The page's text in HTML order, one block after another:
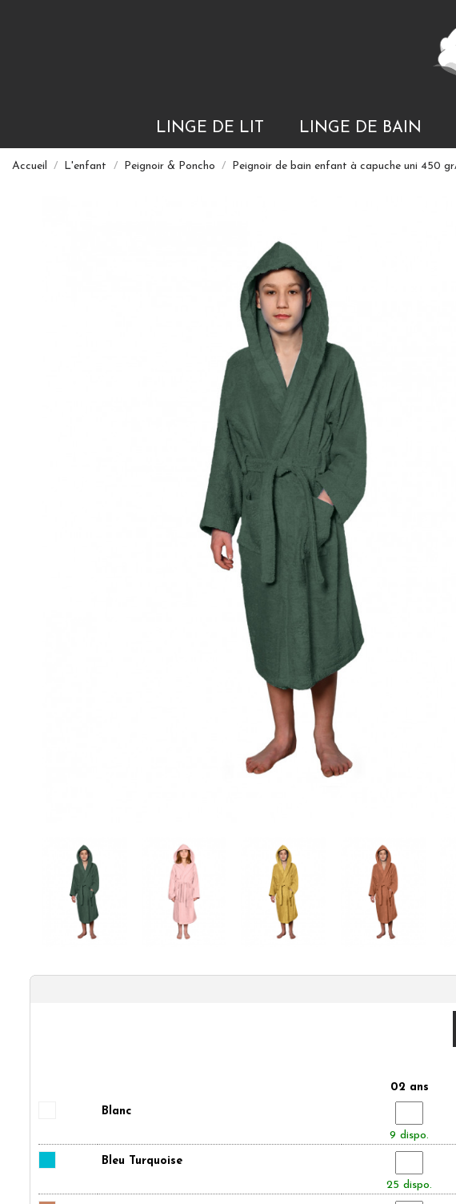
LINGE DE LIT LINGE DE BAIN
Accueil L'enfant Peignoir & Poncho Peignoir de bain enfant à capuche uni 450
02 ans
Blanc
9 dispo.
Bleu Turquoise
25 dispo.